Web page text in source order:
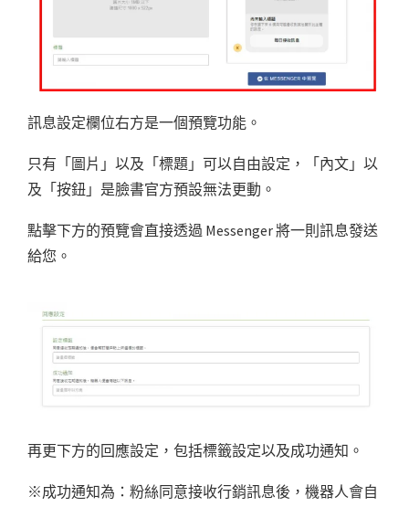
訊息設定欄位右方是一個預覽功能。
只有「圖片」以及「標題」可以自由設定，「內文」以
及「按鈕」是臉書官方預設無法更動。
點擊下方的預覽會直接透過 Messenger 將一則訊息發送
給您。
再更下方的回應設定，包括標籤設定以及成功通知。
※成功通知為：粉絲同意接收行銷訊息後，機器人會自